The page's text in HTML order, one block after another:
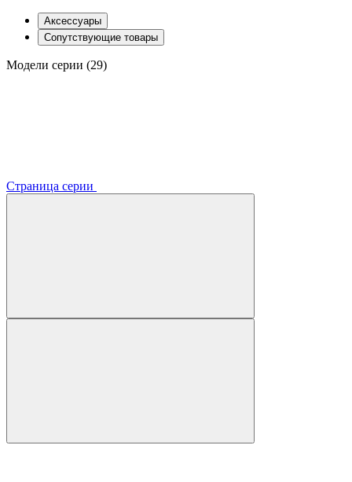
Аксессуары
Сопутствующие товары
Модели серии (29)
Страница серии